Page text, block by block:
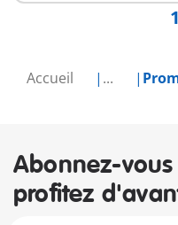
Accueil ...
Abonnez-
profitez